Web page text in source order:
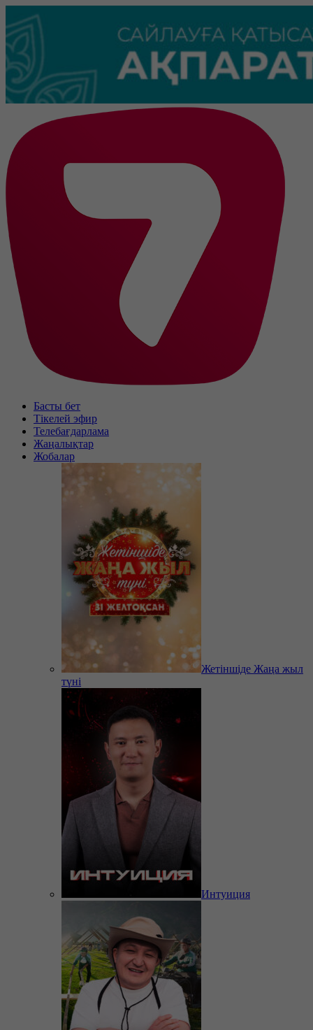
Басты бет
Тікелей эфир
Телебағдарлама
Жаңалықтар
Жобалар
Жетіншіде Жаңа жыл
түні
Интуиция